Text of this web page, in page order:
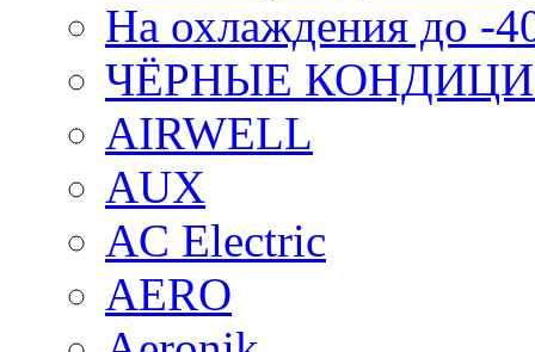
На охлаждения до -
ЧЁРНЫЕ
AIRWELL
AUX
AC Electric
AERO